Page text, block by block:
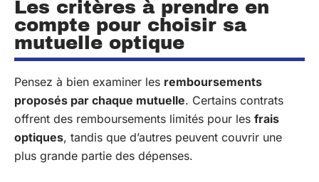
Les critères à prendre en
compte pour choisir sa
mutuelle optique
Pensez à bien examiner les remboursements
proposés par chaque mutuelle. Certains contrats
offrent des remboursements limités pour les frais
optiques, tandis que d’autres peuvent couvrir une
plus grande partie des dépenses.